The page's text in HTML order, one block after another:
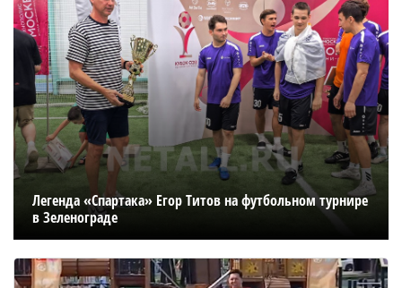
Легенда «Спартака» Егор Титов на футбольном турнире
в Зеленограде